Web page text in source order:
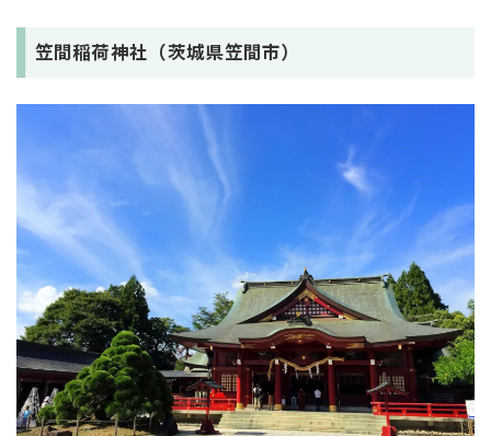
笠間稲荷神社（茨城県笠間市）